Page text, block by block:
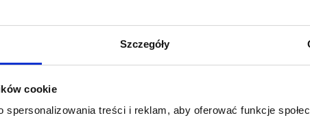
Szczegóły
cookie
treści i reklam, aby oferować funkcje